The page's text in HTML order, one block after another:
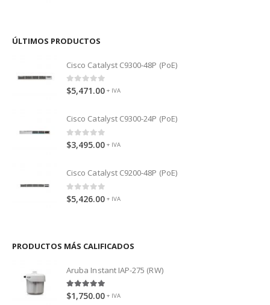
ÚLTIMOS PRODUCTOS
Cisco Catalyst C9300-48P (PoE)
0out of 5
$5,471.00 + IVA
Cisco Catalyst C9300-24P (PoE)
0out of 5
$3,495.00 + IVA
Cisco Catalyst C9200-48P (PoE)
0out of 5
$5,426.00 + IVA
PRODUCTOS MÁS CALIFICADOS
Aruba Instant IAP-275 (RW)
5.00out of 5
$1,750.00 + IVA